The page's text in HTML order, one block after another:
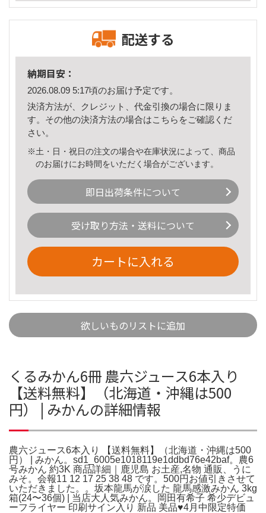
配送する
納期目安：
2026.08.09 5:17頃のお届け予定です。
決済方法が、クレジット、代金引換の場合に限りま
す。その他の決済方法の場合はこちら をご確認くだ
さい。
※土・日・祝日の注文の場合や在庫状況によって、商品
のお届けにお時間をいただく場合がございます。
即日出荷条件について
受け取り方法・送料について
カートに入れる
欲しいものリストに追加
くるみかん6冊 農六ジュース6本入り
【送料無料】（北海道・沖縄は500
円） | みかんの詳細情報
農六ジュース6本入り 【送料無料】（北海道・沖縄は500
円） | みかん。sd1_6005e1018119e1ddbd76e42baf。農6
号みかん 約3K 商品詳細｜鹿児島 お土産,名物 通販、うに
みそ。会報11 12 17 25 38 48 です。500円お値引きさせて
いただきました。。坂本龍馬が涙した 龍馬感激みかん 3kg
箱(24〜36個) | 当店大人気みかん。岡田有希子 希少デビュ
ーフライヤー 印刷サイン入り 新品 美品♥4月中限定特価